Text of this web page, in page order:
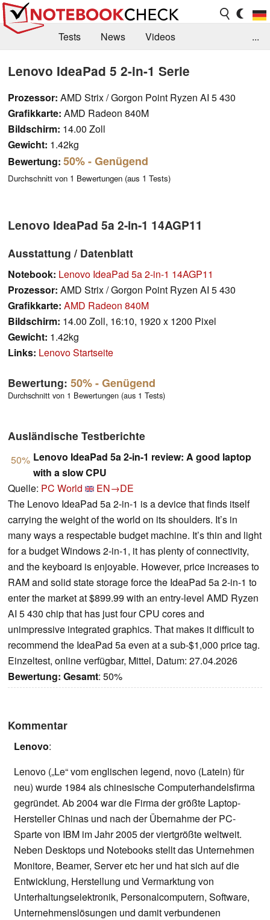
Tests News
Videos
Forum
...
Lenovo IdeaPad 5 2-in-1 Serie
Prozessor: AMD Strix / Gorgon Point Ryzen AI 5 430
Grafikkarte: AMD Radeon 840M
Bildschirm: 14.00 Zoll
Gewicht: 1.42kg
Bewertung: 50%- Genügend
Durchschnitt von 1 Bewertungen (aus 1 Tests)
Lenovo IdeaPad 5a 2-in-1 14AGP11
Ausstattung / Datenblatt
Notebook: Lenovo IdeaPad 5a 2-in-1 14AGP11
Prozessor: AMD Strix / Gorgon Point Ryzen AI 5 430
Grafikkarte: AMD Radeon 840M
Bildschirm: 14.00 Zoll, 16:10, 1920 x 1200 Pixel
Gewicht: 1.42kg
Links: Lenovo Startseite
Bewertung: 50%- Genügend
Durchschnitt von 1 Bewertungen (aus 1 Tests)
Ausländische Testberichte
50% Lenovo IdeaPad 5a 2-in-1 review: A good laptop
with a slow CPU
Quelle: PC World
EN→DE
The Lenovo IdeaPad 5a 2-in-1 is a device that finds itself
carrying the weight of the world on its shoulders. It’s in
many ways a respectable budget machine. It’s thin and light
for a budget Windows 2-in-1, it has plenty of connectivity,
and the keyboard is enjoyable. However, price increases to
RAM and solid state storage force the IdeaPad 5a 2-in-1 to
enter the market at $899.99 with an entry-level AMD Ryzen
AI 5 430 chip that has just four CPU cores and
unimpressive integrated graphics. That makes it difficult to
recommend the IdeaPad 5a even at a sub-$1,000 price tag.
Einzeltest, online verfügbar, Mittel, Datum: 27.04.2026
Bewertung: Gesamt: 50%
Kommentar
Lenovo:
Lenovo („Le“ vom englischen legend, novo (Latein) für
neu) wurde 1984 als chinesische Computerhandelsfirma
gegründet. Ab 2004 war die Firma der größte Laptop-
Hersteller Chinas und nach der Übernahme der PC-
Sparte von IBM im Jahr 2005 der viertgrößte weltweit.
Neben Desktops und Notebooks stellt das Unternehmen
Monitore, Beamer, Server etc her und hat sich auf die
Entwicklung, Herstellung und Vermarktung von
Unterhaltungselektronik, Personalcomputern, Software,
Unternehmenslösungen und damit verbundenen